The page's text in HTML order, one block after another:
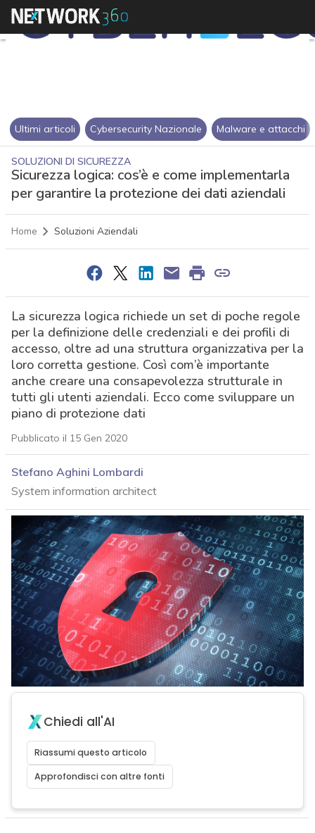
Ultimi articoli Cybersecurity Nazionale Malware e attacchi
SOLUZIONI DI SICUREZZA
Sicurezza logica: cos’è e come implementarla
per garantire la protezione dei dati aziendali
Home Soluzioni Aziendali
La sicurezza logica richiede un set di poche regole
per la definizione delle credenziali e dei profili di
accesso, oltre ad una struttura organizzativa per la
loro corretta gestione. Così com’è importante
anche creare una consapevolezza strutturale in
tutti gli utenti aziendali. Ecco come sviluppare un
piano di protezione dati
Pubblicato il 15 Gen 2020
Stefano Aghini Lombardi
System information architect
Chiedi all'AI
Riassumi questo articolo
Approfondisci con altre fonti